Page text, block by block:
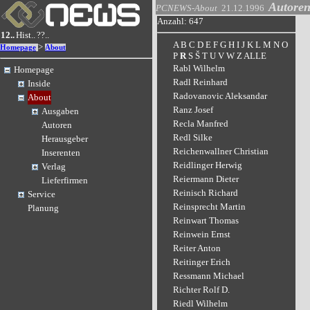
12..Hist..??..
Homepage > About
Homepage
Inside
About
Ausgaben
Autoren
Herausgeber
Inserenten
Verlag
Lieferfirmen
Service
Planung
PCNEWS-About 21.12.1996 Autoren
Anzahl: 647
A B C D E F G H I J K L M N O
P R S Š T U V W ZALLE
Rabl Wilhelm
Radl Reinhard
Radovanovic Aleksandar
Ranz Josef
Recla Manfred
Redl Silke
Reichenwallner Christian
Reidlinger Herwig
Reiermann Dieter
Reinisch Richard
Reinsprecht Martin
Reinwart Thomas
Reinwein Ernst
Reiter Anton
Reitinger Erich
Ressmann Michael
Richter Rolf D.
Riedl Wilhelm